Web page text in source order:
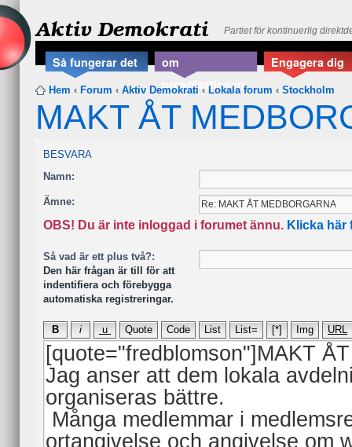
Aktiv Demokrati Partiet för kontinuerlig
Så fungerar det
om
organisationen
Engagera dig
Hem ‹ Forum ‹ Aktiv Demokrati ‹ Lokala forum ‹ Stockholm
MAKT ÅT
BESVARA
Namn:
Ämne:
OBS! Du är inte inloggad i forumet ännu. Klicka här
Så vad är ett plus två?:
Den här frågan är till för att
indentifiera och förebygga
automatiska registreringar.